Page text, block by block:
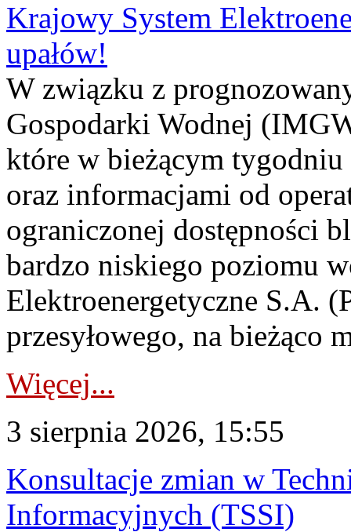
Krajowy System
upałów!
W związku z
Gospodarki Wodnej
które w bieżącym tygodniu
oraz informacjami od
ograniczonej dostępności
bardzo niskiego poziomu
Elektroenergetyczne S.A.
przesyłowego, na bieżąco
Więcej...
3 sierpnia 2026, 15:55
Konsultacje zmian w
Informacyjnych (TSSI)